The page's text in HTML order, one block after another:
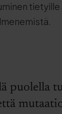
tietyille
puolella